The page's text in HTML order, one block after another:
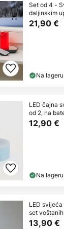
Set od 4 -
daljinskim
21,90 €
Na lageru
LED čajna
od 2, na
12,90 €
Na lageru
LED
set
13,90 €